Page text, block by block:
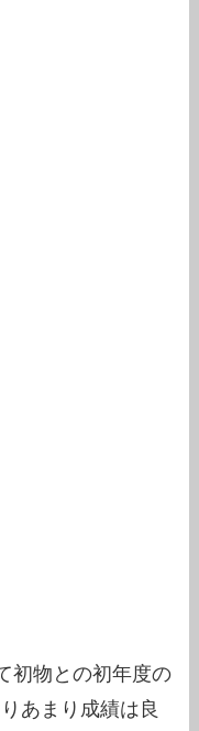
初物との初年度の
あまり成績は良